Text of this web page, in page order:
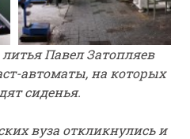
Павел Затопляев
автоматы, на которых
сиденья.
вуза откликнулись и